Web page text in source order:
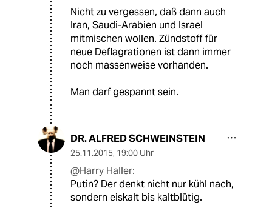
Nicht zu vergessen, daß dann auch
Iran, Saudi-Arabien und Israel
mitmischen wollen. Zündstoff für
neue Deflagrationen ist dann immer
noch massenweise vorhanden.
Man darf gespannt sein.
DR. ALFRED SCHWEINSTEIN
25.11.2015, 19:00 Uhr
@Harry Haller:
Putin? Der denkt nicht nur kühl nach,
sondern eiskalt bis kaltblütig.